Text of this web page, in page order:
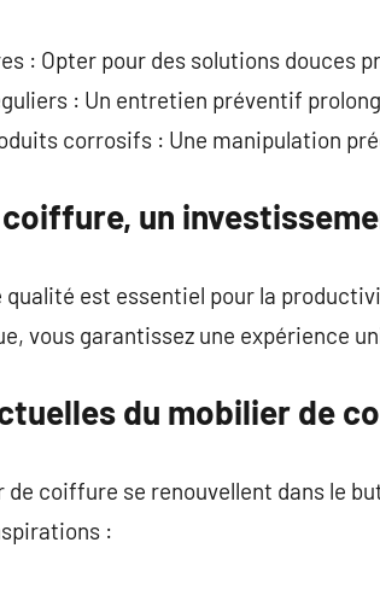
: Opter pour des solutions douces
: Un entretien préventif
corrosifs : Une manipulation
coiffure, un
qualité est essentiel pour la
vous garantissez une expérience
du mobilier de
de coiffure se renouvellent dans le
: